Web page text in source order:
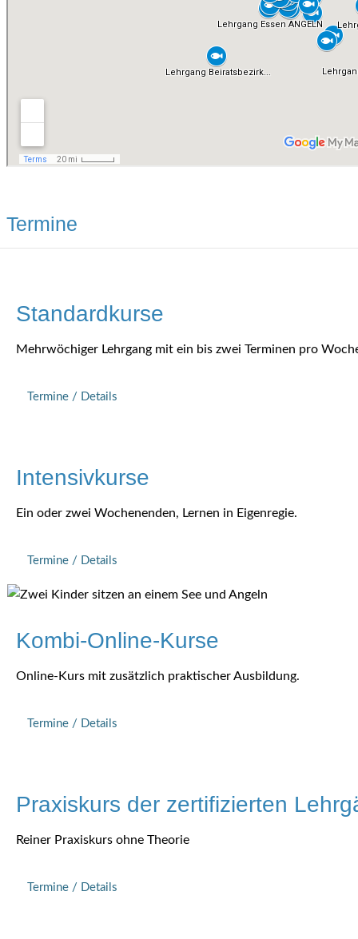
Termine
Standardkurse
Mehrwöchiger Lehrgang mit ein bis zwei Terminen pro
Termine / Details
Intensivkurse
Ein oder zwei Wochenenden, Lernen in Eigenregie.
Termine / Details
Kombi-Online-Kurse
Online-Kurs mit zusätzlich praktischer Ausbildung.
Termine / Details
Praxiskurs der zertifizierten
Reiner Praxiskurs ohne Theorie
Termine / Details